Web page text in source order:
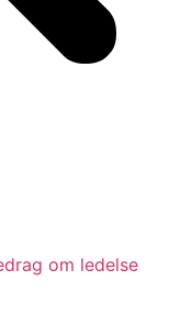
om ledelse